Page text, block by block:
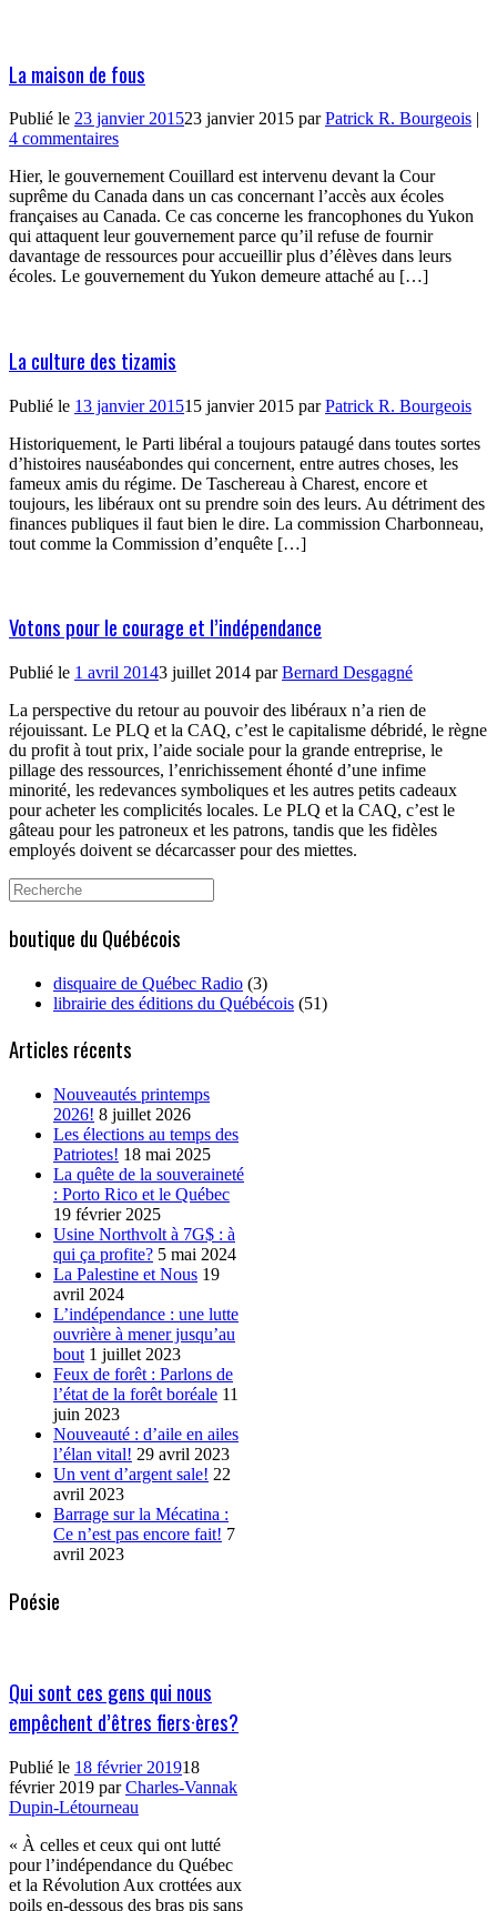
La maison de fous
Publié le 23 janvier 201523 janvier 2015 parPatrick R. Bourgeois |
4 commentaires
Hier, le gouvernement Couillard est intervenu devant la Cour
suprême du Canada dans un cas concernant l’accès aux écoles
françaises au Canada. Ce cas concerne les francophones du Yukon
qui attaquent leur gouvernement parce qu’il refuse de fournir
davantage de ressources pour accueillir plus d’élèves dans leurs
écoles. Le gouvernement du Yukon demeure attaché au […]
La culture des tizamis
Publié le 13 janvier 201515 janvier 2015 parPatrick R. Bourgeois
Historiquement, le Parti libéral a toujours pataugé dans toutes sortes
d’histoires nauséabondes qui concernent, entre autres choses, les
fameux amis du régime. De Taschereau à Charest, encore et
toujours, les libéraux ont su prendre soin des leurs. Au détriment des
finances publiques il faut bien le dire. La commission Charbonneau,
tout comme la Commission d’enquête […]
Votons pour le courage et l’indépendance
Publié le 1 avril 20143 juillet 2014 parBernard Desgagné
La perspective du retour au pouvoir des libéraux n’a rien de
réjouissant. Le PLQ et la CAQ, c’est le capitalisme débridé, le règne
du profit à tout prix, l’aide sociale pour la grande entreprise, le
pillage des ressources, l’enrichissement éhonté d’une infime
minorité, les redevances symboliques et les autres petits cadeaux
pour acheter les complicités locales. Le PLQ et la CAQ, c’est le
gâteau pour les patroneux et les patrons, tandis que les fidèles
employés doivent se décarcasser pour des miettes.
Search
for:
boutique du Québécois
disquaire de Québec Radio (3)
librairie des éditions du Québécois (51)
Articles récents
Nouveautés printemps
2026! 8 juillet 2026
Les élections au temps des
Patriotes! 18 mai 2025
La quête de la souveraineté
: Porto Rico et le Québec
19 février 2025
Usine Northvolt à 7G$ : à
qui ça profite? 5 mai 2024
La Palestine et Nous 19
avril 2024
L’indépendance : une lutte
ouvrière à mener jusqu’au
bout 1 juillet 2023
Feux de forêt : Parlons de
l’état de la forêt boréale 11
juin 2023
Nouveauté : d’aile en ailes
l’élan vital! 29 avril 2023
Un vent d’argent sale! 22
avril 2023
Barrage sur la Mécatina :
Ce n’est pas encore fait! 7
avril 2023
Poésie
Qui sont ces gens qui nous
empêchent d’êtres fiers·ères?
Publié le 18 février 201918
février 2019 parCharles-Vannak
Dupin-Létourneau
« À celles et ceux qui ont lutté
pour l’indépendance du Québec
et la Révolution Aux crottées aux
poils en-dessous des bras pis sans